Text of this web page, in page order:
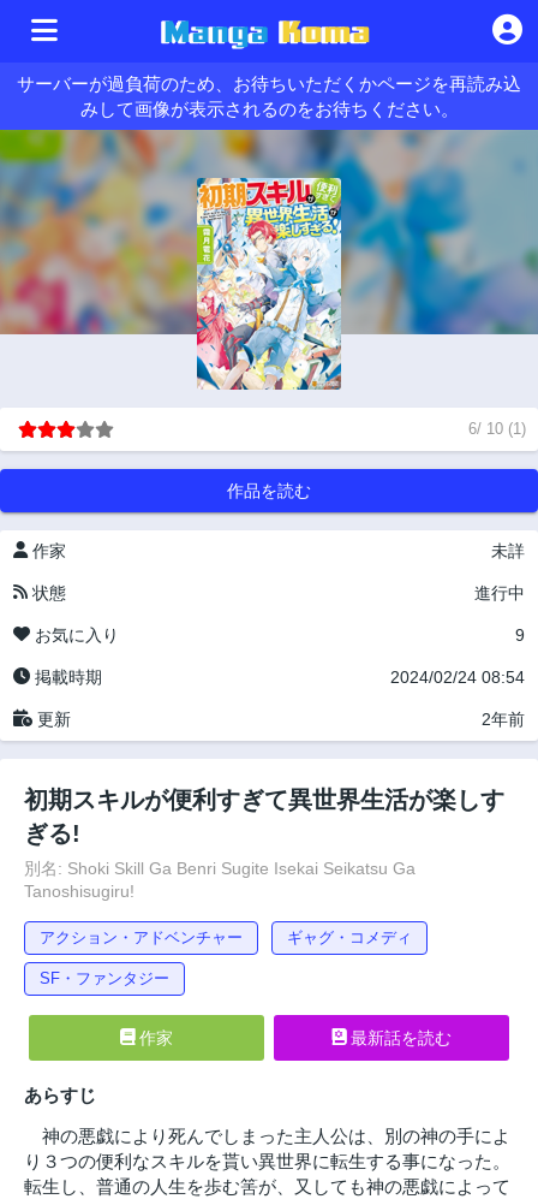
サーバーが過負荷のため、お待ちいただくかページを再読み込
みして画像が表示されるのをお待ちください。
6/ 10 (1)
作品を読む
作家 未詳
状態 進行中
お気に入り 9
掲載時期 2024/02/24 08:54
更新 2年前
初期スキルが便利すぎて異世界生活が楽しす
ぎる!
別名: Shoki Skill Ga Benri Sugite Isekai Seikatsu Ga
Tanoshisugiru!
アクション・アドベンチャー ギャグ・コメディ
SF・ファンタジー
作家 最新話を読む
あらすじ
神の悪戯により死んでしまった主人公は、別の神の手によ
り３つの便利なスキルを貰い異世界に転生する事になった。
転生し、普通の人生を歩む筈が、又しても神の悪戯によって